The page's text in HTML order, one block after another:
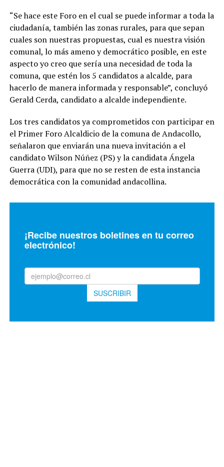
“Se hace este Foro en el cual se puede informar a toda la
ciudadanía, también las zonas rurales, para que sepan
cuales son nuestras propuestas, cual es nuestra visión
comunal, lo más ameno y democrático posible, en este
aspecto yo creo que sería una necesidad de toda la
comuna, que estén los 5 candidatos a alcalde, para
hacerlo de manera informada y responsable”, concluyó
Gerald Cerda, candidato a alcalde independiente.
Los tres candidatos ya comprometidos con participar en
el Primer Foro Alcaldicio de la comuna de Andacollo,
señalaron que enviarán una nueva invitación a el
candidato Wilson Núñez (PS) y la candidata Ángela
Guerra (UDI), para que no se resten de esta instancia
democrática con la comunidad andacollina.